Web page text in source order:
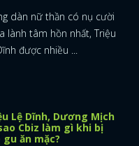
dàn nữ thần có nụ cười
lành tâm hồn nhất, Triệu
được nhiều ...
Lệ Dĩnh, Dương Mịch
Cbiz làm gì khi bị
gu ăn mặc?